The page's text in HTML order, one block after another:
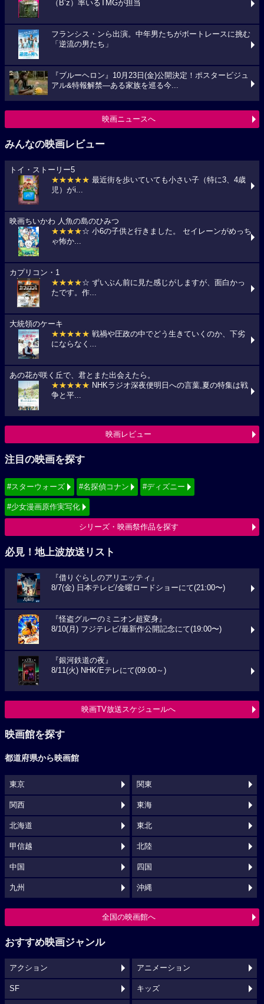
（B’z）率いるTMGが担当
フランシス・ンら出演。中年男たちがボートレースに挑む
「逆流の男たち」
『ブルーヘロン』10月23日(金)公開決定！ポスタービジュ
アル&特報解禁―ある家族を巡る今...
映画ニュースへ
みんなの映画レビュー
トイ・ストーリー5
★★★★★ 最近街を歩いていても小さい子（特に3、4歳
児）がi...
映画ちいかわ 人魚の島のひみつ
★★★★☆ 小6の子供と行きました。 セイレーンがめっち
ゃ怖か...
カプリコン・1
★★★★☆ ずいぶん前に見た感じがしますが、面白かっ
たです。作...
大統領のケーキ
★★★★★ 戦禍や圧政の中でどう生きていくのか、下劣
にならなく...
あの花が咲く丘で、君とまた出会えたら。
★★★★★ NHKラジオ深夜便明日への言葉,夏の特集は戦
争と平...
映画レビュー
注目の映画を探す
#スターウォーズ #名探偵コナン #ディズニー
#少女漫画原作実写化
シリーズ・映画祭作品を探す
必見！地上波放送リスト
『借りぐらしのアリエッティ』
8/7(金) 日本テレビ/金曜ロードショーにて(21:00〜)
『怪盗グルーのミニオン超変身』
8/10(月) フジテレビ/最新作公開記念にて(19:00〜)
『銀河鉄道の夜』
8/11(火) NHK/Eテレにて(09:00～)
映画TV放送スケジュールへ
映画館を探す
都道府県から映画館
東京 関東
関西 東海
北海道 東北
甲信越 北陸
中国 四国
九州 沖縄
全国の映画館へ
おすすめ映画ジャンル
アクション アニメーション
SF キッズ